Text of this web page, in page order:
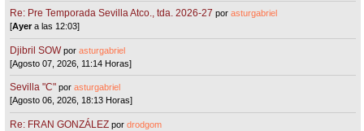
Re: Pre Temporada Sevilla Atco., tda. 2026-27 porasturgabriel
[Ayera las 12:03]
Djibril SOW porasturgabriel
[Agosto 07, 2026, 11:14 Horas]
Sevilla "C"porasturgabriel
[Agosto 06, 2026, 18:13 Horas]
Re: FRAN GONZÁLEZ pordrodgom